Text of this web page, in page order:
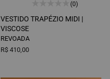
(0)
VESTIDO TRAPÉZIO MIDI |
VISCOSE
REVOADA
R$ 410,00